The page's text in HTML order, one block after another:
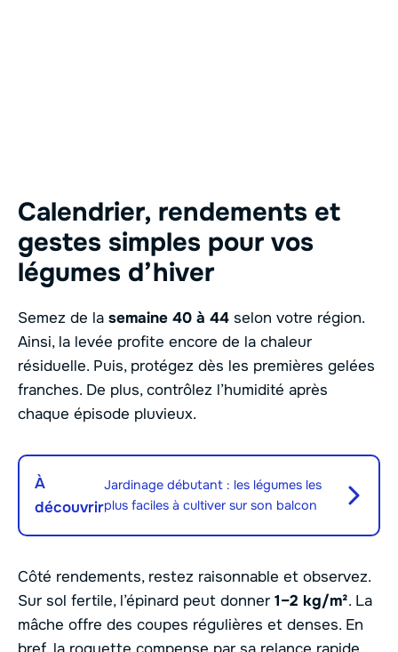
Calendrier, rendements et
gestes simples pour vos
légumes d’hiver
Semez de la semaine 40 à 44 selon votre région.
Ainsi, la levée profite encore de la chaleur
résiduelle. Puis, protégez dès les premières gelées
franches. De plus, contrôlez l’humidité après
chaque épisode pluvieux.
À
découvrir
Jardinage débutant : les légumes les
plus faciles à cultiver sur son balcon
Côté rendements, restez raisonnable et observez.
Sur sol fertile, l’épinard peut donner 1–2 kg/m². La
mâche offre des coupes régulières et denses. En